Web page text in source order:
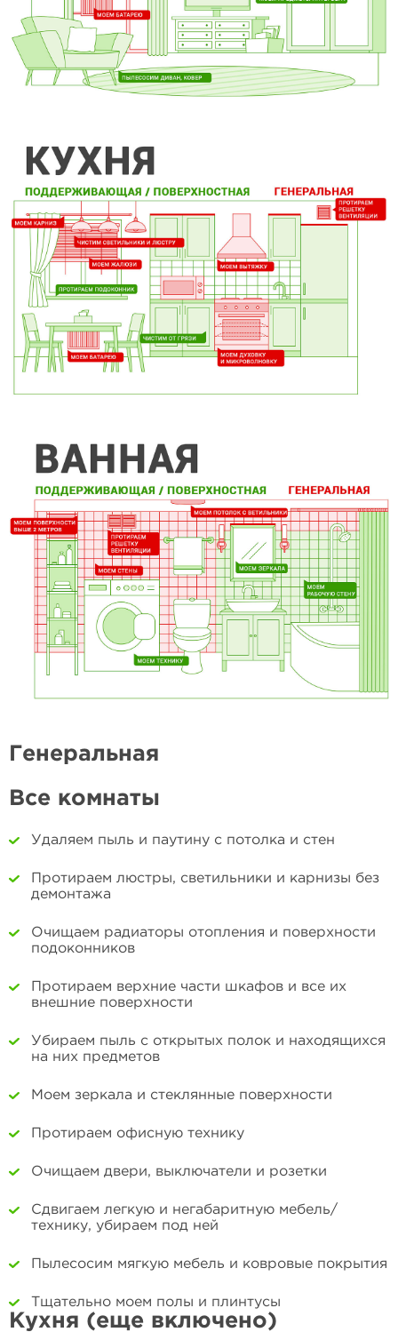
Генеральная
Все комнаты
Удаляем пыль и паутину с потолка и стен
Протираем люстры, светильники и карнизы без
демонтажа
Очищаем радиаторы отопления и поверхности
подоконников
Протираем верхние части шкафов и все их
внешние поверхности
Убираем пыль с открытых полок и находящихся
на них предметов
Моем зеркала и стеклянные поверхности
Протираем офисную технику
Очищаем двери, выключатели и розетки
Сдвигаем легкую и негабаритную мебель/
технику, убираем под ней
Пылесосим мягкую мебель и ковровые покрытия
Тщательно моем полы и плинтусы
Кухня (еще включено)